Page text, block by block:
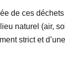
de ces
naturel (air,
strict et